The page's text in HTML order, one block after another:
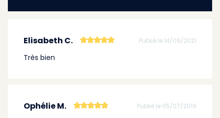
Elisabeth C. Publié le 14/09/2021
Très bien
Ophélie M. Publié le 05/07/2019